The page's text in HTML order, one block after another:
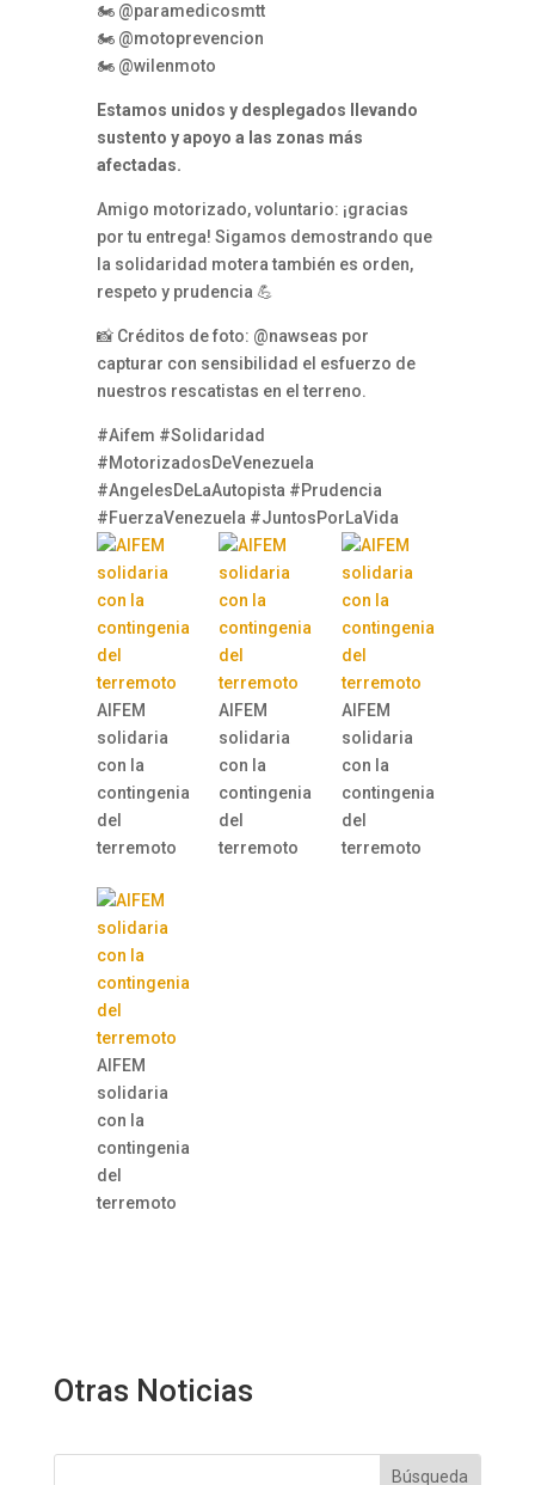
🏍️ @paramedicosmtt
🏍️ @motoprevencion
🏍️ @wilenmoto
Estamos unidos y desplegados llevando
sustento y apoyo a las zonas más
afectadas.
Amigo motorizado, voluntario: ¡gracias
por tu entrega! Sigamos demostrando que
la solidaridad motera también es orden,
respeto y prudencia 💪
📸 Créditos de foto: @nawseas por
capturar con sensibilidad el esfuerzo de
nuestros rescatistas en el terreno.
#Aifem #Solidaridad
#MotorizadosDeVenezuela
#AngelesDeLaAutopista #Prudencia
#FuerzaVenezuela #JuntosPorLaVida
AIFEM
solidaria
con la
contingenia
del
terremoto
AIFEM
solidaria
con la
contingenia
del
terremoto
AIFEM
solidaria
con la
contingenia
del
terremoto
AIFEM
solidaria
con la
contingenia
del
terremoto
Otras Noticias